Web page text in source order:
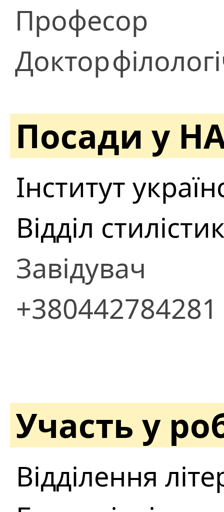
Професор
Доктор
Посади у
Інститут
Відділ
Завідувач
+380442784281
Участь у
Відділення